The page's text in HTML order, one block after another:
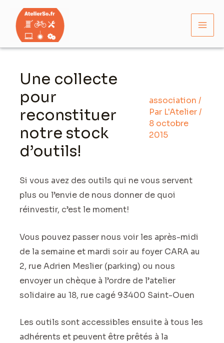
contenu
Une collecte
pour
reconstituer
notre stock
d’outils!
association /
Par L'Atelier/
8 octobre
2015
Si vous avez des outils qui ne vous servent
plus ou l’envie de nous donner de quoi
réinvestir, c’est le moment!
Vous pouvez passer nous voir les après-midi
de la semaine et mardi soir au foyer CARA au
2, rue Adrien Meslier (parking) ou nous
envoyer un chèque à l’ordre de l’atelier
solidaire au 18, rue cagé 93400 Saint-Ouen
Les outils sont accessibles ensuite à tous les
adhérents et peuvent être prêtés à la
Navigation
articles